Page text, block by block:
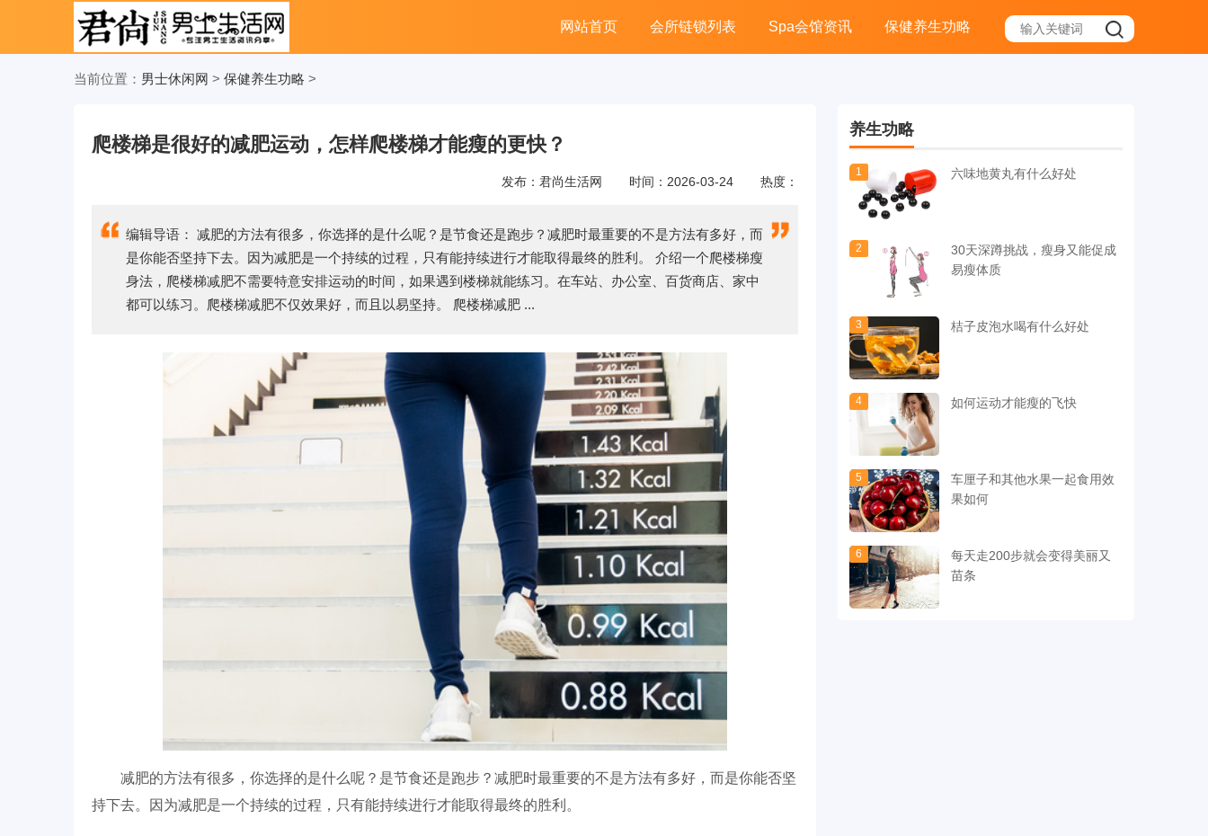
网站首页 会所链锁列表 Spa会馆资讯 保健养生功略
当前位置： 男士休闲网 > 保健养生功略 >
爬楼梯是很好的减肥运动，怎样爬楼梯才能瘦的更快？
发布：君尚生活网 时间：2026-03-24 热度：
编辑导语： 减肥的方法有很多，你选择的是什么呢？是节食还是跑步？减肥时最重要的不是方法有多好，而
是你能否坚持下去。因为减肥是一个持续的过程，只有能持续进行才能取得最终的胜利。 介绍一个爬楼梯瘦
身法，爬楼梯减肥不需要特意安排运动的时间，如果遇到楼梯就能练习。在车站、办公室、百货商店、家中
都可以练习。爬楼梯减肥不仅效果好，而且以易坚持。 爬楼梯减肥 ...
减肥的方法有很多，你选择的是什么呢？是节食还是跑步？减肥时最重要的不是方法有多好，而是你能否坚
持下去。因为减肥是一个持续的过程，只有能持续进行才能取得最终的胜利。
养生功略
1 六味地黄丸有什么好处
2
30天深蹲挑战，瘦身又能促成
易瘦体质
3 桔子皮泡水喝有什么好处
4 如何运动才能瘦的飞快
5
车厘子和其他水果一起食用效
果如何
6
每天走200步就会变得美丽又
苗条